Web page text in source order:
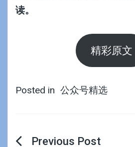
读。
精彩原文
Posted in 公众号精选
文